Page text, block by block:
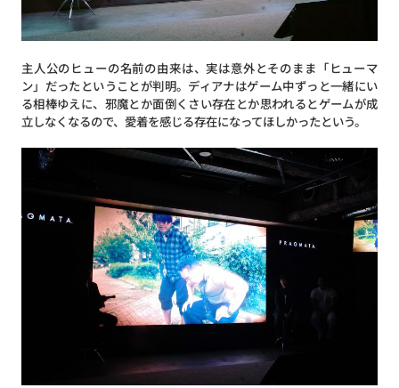
主人公のヒューの名前の由来は、実は意外とそのまま「ヒューマ
ン」だったということが判明。ディアナはゲーム中ずっと一緒にい
る相棒ゆえに、邪魔とか面倒くさい存在とか思われるとゲームが成
立しなくなるので、愛着を感じる存在になってほしかったという。